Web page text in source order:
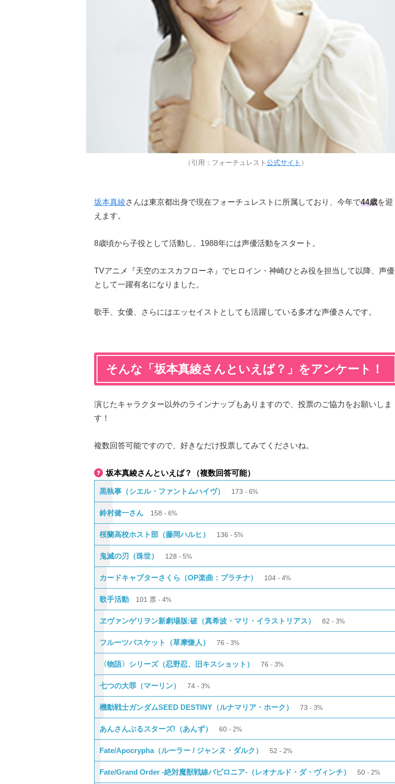
（引用：フォーチュレスト公式サイト ）
坂本真綾さんは東京都出身で現在フォーチュレストに所属しており、今年で44歳を迎
えます。
8歳頃から子役として活動し、1988年には声優活動をスタート。
TVアニメ『天空のエスカフローネ』でヒロイン・神崎ひとみ役を担当して以降、声優
として一躍有名になりました。
歌手、女優、さらにはエッセイストとしても活躍している多才な声優さんです。
そんな「坂本真綾さんといえば？」をアンケート！
演じたキャラクター以外のラインナップもありますので、投票のご協力をお願いしま
す！
複数回答可能ですので、好きなだけ投票してみてくださいね。
坂本真綾さんといえば？（複数回答可能）
黒執事（シエル・ファントムハイヴ） 173 6%
鈴村健一さん 158 6%
桜蘭高校ホスト部（藤岡ハルヒ） 136 5%
鬼滅の刃（珠世） 128 5%
カードキャプターさくら（OP楽曲：プラチナ） 104 4%
歌手活動 101 票 4%
ヱヴァンゲリヲン新劇場版:破（真希波・マリ・イラストリアス） 82 3%
フルーツバスケット（草摩慊人） 76 3%
〈物語〉シリーズ（忍野忍、旧キスショット） 76 3%
七つの大罪（マーリン） 74 3%
機動戦士ガンダムSEED DESTINY（ルナマリア・ホーク） 73 3%
あんさんぶるスターズ!（あんず） 60 2%
Fate/Apocrypha（ルーラー / ジャンヌ・ダルク） 52 2%
Fate/Grand Order -絶対魔獣戦線バビロニア-（レオナルド・ダ・ヴィンチ） 50 2%